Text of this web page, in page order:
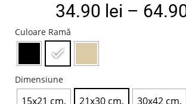
34.90 lei –
Culoare Ramă
Dimensiune
15x21 cm. 21x30 cm. 30x42 cm.